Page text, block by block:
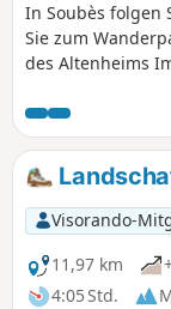
In Soubès folgen
Sie zum
des Altenheims
gelben
botanischen
Salzstraße, die
Larzac führt.
einen
Kar du Bout du
den Camin
Ausgangspunkt
Visorando-
11,97 km
4:05 Std.